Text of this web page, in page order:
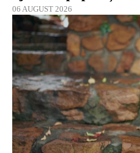
06 AUGUST 2026